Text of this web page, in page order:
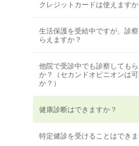
クレジットカードは使えますか
生活保護を受給中ですが、診
らえますか？
他院で受診中でも診察しても
か？（セカンドオピニオンは
か？）
健康診断はできますか？
特定健診を受けることはできま